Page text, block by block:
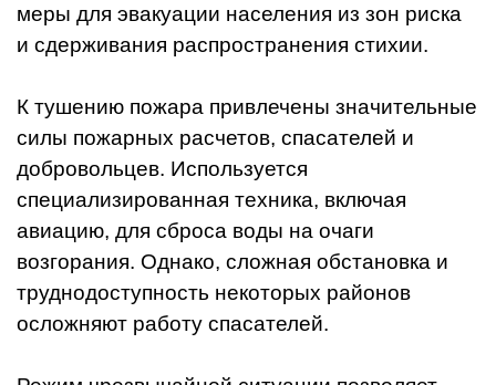
меры для эвакуации населения из зон риска
и сдерживания распространения стихии.
К тушению пожара привлечены значительные
силы пожарных расчетов, спасателей и
добровольцев. Используется
специализированная техника, включая
авиацию, для сброса воды на очаги
возгорания. Однако, сложная обстановка и
труднодоступность некоторых районов
осложняют работу спасателей.